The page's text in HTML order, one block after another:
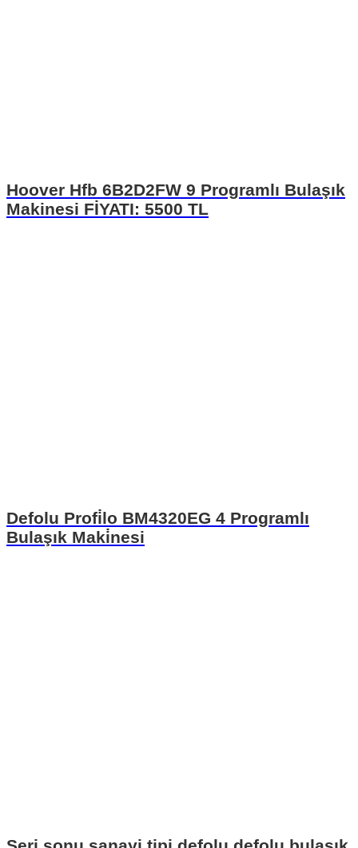
Hoover Hfb 6B2D2FW 9 Programlı Bulaşık
Makinesi FİYATI: 5500 TL
Defolu Profi̇lo BM4320EG 4 Programlı
Bulaşık Maki̇nesi